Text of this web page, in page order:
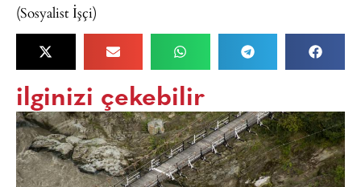
(Sosyalist İşçi)
ilginizi çekebilir